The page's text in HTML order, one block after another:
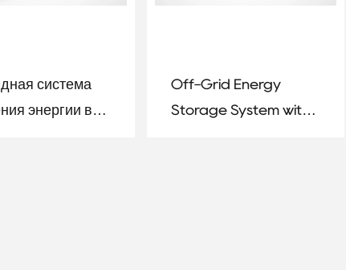
система
энергии в
Off-Grid Energy
Storage System with